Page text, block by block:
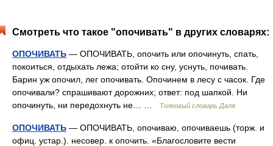
Смотреть что такое "опочивать" в других словарях:
ОПОЧИВАТЬ — ОПОЧИВАТЬ, опочить или опочинуть, спать,
покоиться, отдыхать лежа; отойти ко сну, уснуть, почивать.
Барин уж опочил, лег опочивать. Опочинем в лесу с часок. Где
опочивали? спрашивают дорожних; ответ: под шапкой. Ни
опочинуть, ни передохнуть не… …
Толковый словарь Даля
ОПОЧИВАТЬ — ОПОЧИВАТЬ, опочиваю, опочиваешь (торж. и
офиц. устар.). несовер. к опочить. «Благословите вести